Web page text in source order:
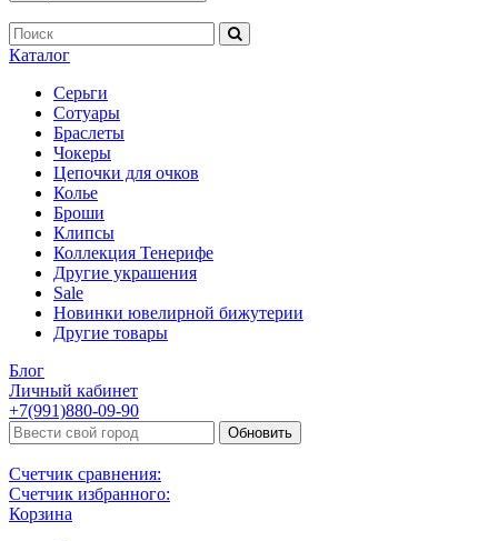
Каталог
Серьги
Сотуары
Браслеты
Чокеры
Цепочки для очков
Колье
Броши
Клипсы
Коллекция Тенерифе
Другие украшения
Sale
Новинки ювелирной бижутерии
Другие товары
Блог
Личный кабинет
+7(991)880-09-90
Обновить
Счетчик сравнения:
Счетчик избранного:
Корзина